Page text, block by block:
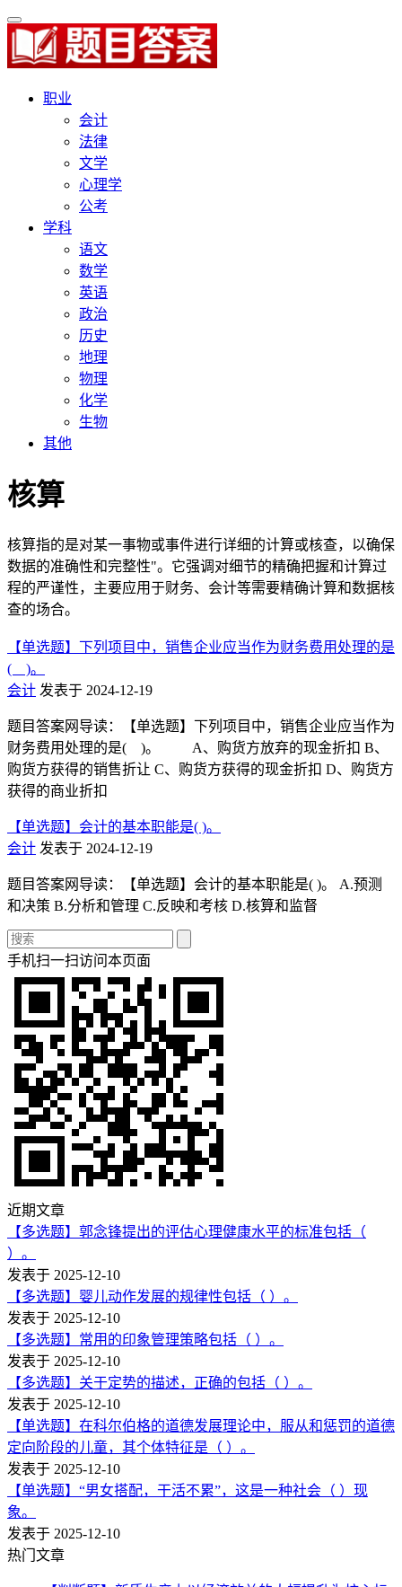
职业
会计
法律
文学
心理学
公考
学科
语文
数学
英语
政治
历史
地理
物理
化学
生物
其他
核算
核算指的是对某一事物或事件进行详细的计算或核查，以确保
数据的准确性和完整性"。它强调对细节的精确把握和计算过
程的严谨性，主要应用于财务、会计等需要精确计算和数据核
查的场合。
【单选题】下列项目中，销售企业应当作为财务费用处理的是
( )。
会计 发表于 2024-12-19
题目答案网导读：【单选题】下列项目中，销售企业应当作为
财务费用处理的是( )。 A、购货方放弃的现金折扣 B、
购货方获得的销售折让 C、购货方获得的现金折扣 D、购货方
获得的商业折扣
【单选题】会计的基本职能是( )。
会计 发表于 2024-12-19
题目答案网导读：【单选题】会计的基本职能是( )。 A.预测
和决策 B.分析和管理 C.反映和考核 D.核算和监督
手机扫一扫访问本页面
近期文章
【多选题】郭念锋提出的评估心理健康水平的标准包括（
）。
发表于 2025-12-10
【多选题】婴儿动作发展的规律性包括（ ）。
发表于 2025-12-10
【多选题】常用的印象管理策略包括（ ）。
发表于 2025-12-10
【多选题】关于定势的描述，正确的包括（ ）。
发表于 2025-12-10
【单选题】在科尔伯格的道德发展理论中，服从和惩罚的道德
定向阶段的儿童，其个体特征是（ ）。
发表于 2025-12-10
【单选题】“男女搭配，干活不累”，这是一种社会（ ）现
象。
发表于 2025-12-10
热门文章